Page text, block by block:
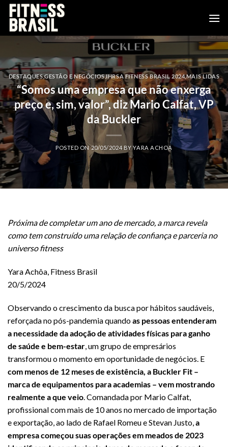
Skip
content
DESTAQUES,GESTÃO E NEGÓCIOS,IHRSA FITNESS BRASIL 2024,MAIS LIDAS
“Somos uma empresa que não enxerga
preço e, sim, valor”, diz Mario Calfat, VP
da Buckler
POSTED ON20/05/2024 BYYARA ACHOA
Próxima de completar um ano de mercado, a marca revela
como tem construído uma relação de confiança e parceria no
universo fitness
Yara Achôa, Fitness Brasil
20/5/2024
Observando o crescimento da busca por hábitos saudáveis,
reforçada no pós-pandemia quandoas pessoas entenderam
a necessidade da adoção de atividades físicas para ganho
de saúde e bem-estar , um grupo de empresários
transformou o momento em oportunidade de negócios. E
com menos de 12 meses de existência, a Buckler Fit –
marca de equipamentos para academias – vem mostrando
realmente a que veio . Comandada por Mario Calfat,
profissional com mais de 10 anos no mercado de importação
e exportação, ao lado de Rafael Romeu e Stevan Justo, a
empresa começou suas operações em meados de 2023